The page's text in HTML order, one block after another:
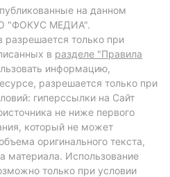
на данном
"ФОКУС МЕДИА".
разрешается только при
в разделе "Правила
информацию,
разрешается только при
гиперссылки на Сайт
не ниже первого
который не может
оригинального текста,
материала. Использование
только при условии